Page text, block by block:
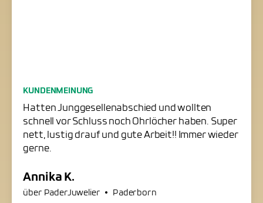
Junggesellenabschied
erfolgreich gerettet
KUNDENMEINUNG
Hatten Junggesellenabschied und wollten
schnell vor Schluss noch Ohrlöcher haben. Super
nett, lustig drauf und gute Arbeit!! Immer wieder
gerne.
Annika K.
über PaderJuwelier • Paderborn